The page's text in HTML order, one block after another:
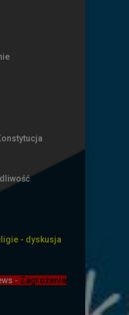
- dyskusja
- Zagrożenia